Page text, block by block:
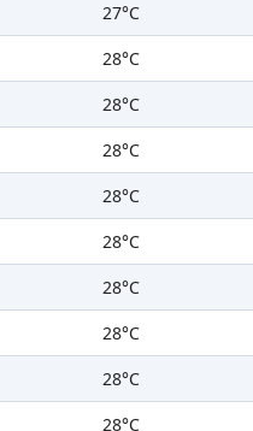
27°C
28°C
28°C
28°C
28°C
28°C
28°C
28°C
28°C
28°C